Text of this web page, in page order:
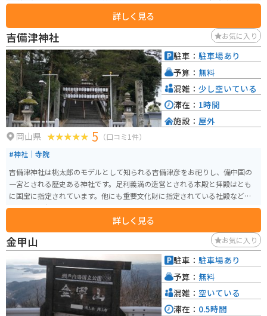
や秋の紅葉など四季折々の風情を楽しめ、一年を通して多くの観光客が訪れ
ます。周辺には車やバイク向けの駐車場もあり、園内をゆっくり散策するた
めに歩きやすい靴で訪れるのがおすすめです。
詳しく見る
吉備津神社 お気に入り
岡山県 5 （口コミ1件）
#神社｜寺院
吉備津神社は桃太郎のモデルとして知られる吉備津彦をお祀りし、備中国の
一宮とされる歴史ある神社です。足利義満の造営とされる本殿と拝殿はとも
に国宝に指定されています。他にも重要文化財に指定されている社殿なども
あり、歴史好きにはたまらないスポットです。
詳しく見る
駐車： 駐車場あり
予算： 無料
混雑： 少し空いている
滞在： 1時間
施設： 屋外
金甲山 お気に入り
駐車： 駐車場あり
予算： 無料
混雑： 空いている
滞在： 0.5時間